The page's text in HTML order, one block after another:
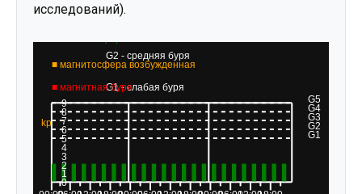
исследований).